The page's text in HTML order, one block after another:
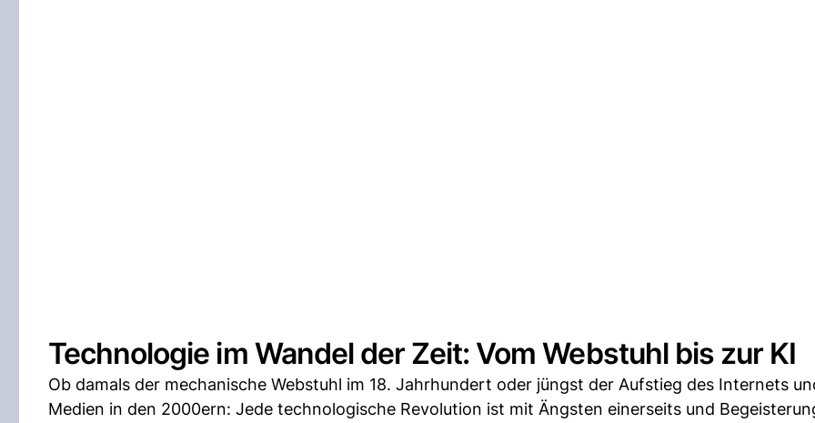
Technologie im Wandel der Zeit: Vom Webstuhl bis zur KI
Ob damals der mechanische Webstuhl im 18. Jahrhundert oder jüngst der Aufstieg des Internets
Medien in den 2000ern: Jede technologische Revolution ist mit Ängsten einerseits und